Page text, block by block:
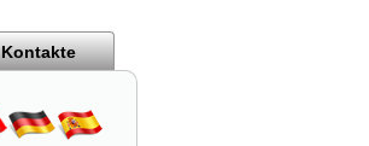
Kontakte